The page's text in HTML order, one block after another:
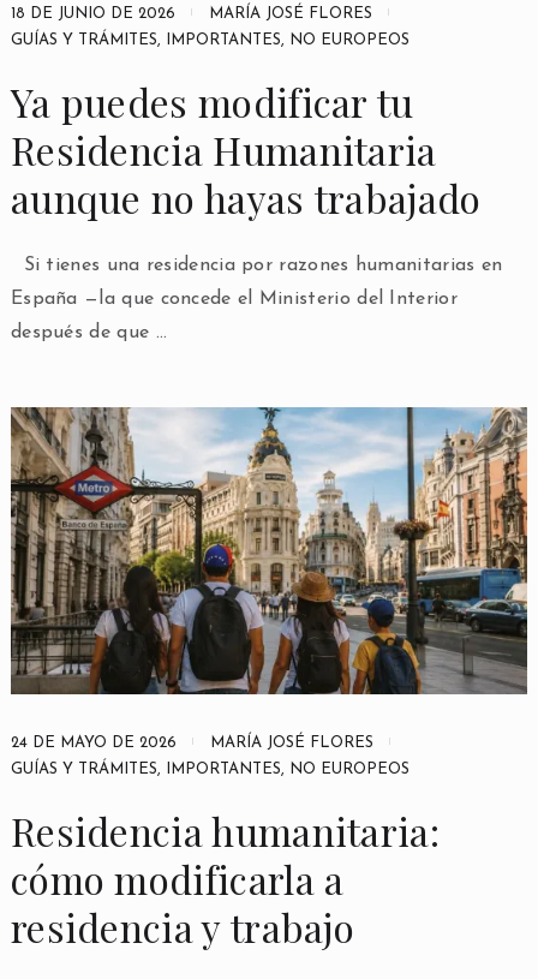
18 DE JUNIO DE 2026
MARÍA JOSÉ FLORES
GUÍAS Y TRÁMITES, IMPORTANTES, NO EUROPEOS
Ya puedes modificar tu
Residencia Humanitaria
aunque no hayas trabajado
Si tienes una residencia por razones humanitarias en
España —la que concede el Ministerio del Interior
después de que …
24 DE MAYO DE 2026
MARÍA JOSÉ FLORES
GUÍAS Y TRÁMITES, IMPORTANTES, NO EUROPEOS
Residencia humanitaria:
cómo modificarla a
residencia y trabajo